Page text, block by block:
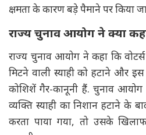
क्षमता के कारण बड़े पैमाने पर किया
राज्य चुनाव आयोग ने क्या
राज्य चुनाव आयोग ने कहा कि
मिटने वाली स्याही को हटाने और
कोशिशें गैर-कानूनी हैं. चुनाव
व्यक्ति स्याही का निशान हटाने के
करता पाया गया, तो उसके